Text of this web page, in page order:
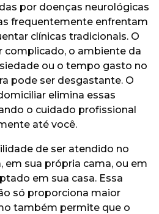
por doenças neurológicas
frequentemente enfrentam
clínicas tradicionais. O
complicado, o ambiente da
ou o tempo gasto no
pode ser desgastante. O
elimina essas
o cuidado profissional
até você.
de ser atendido no
em sua própria cama, ou em
em sua casa. Essa
só proporciona maior
também permite que o